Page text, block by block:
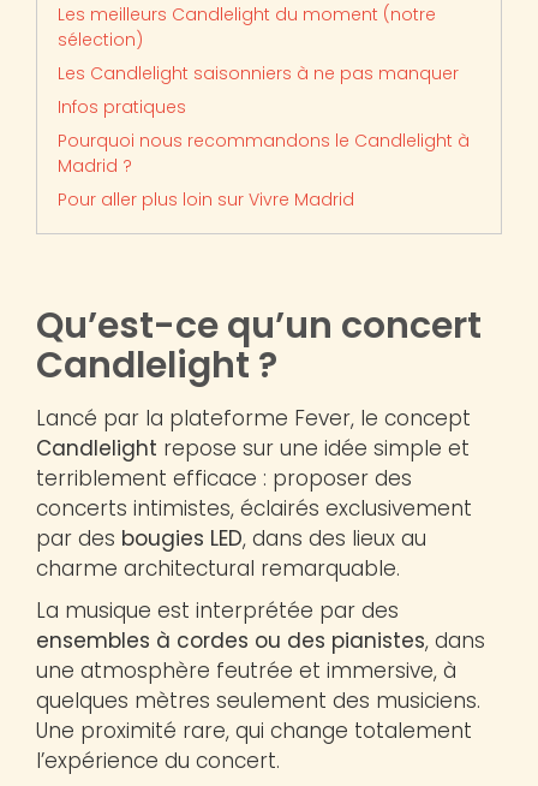
Les meilleurs Candlelight du moment (notre
sélection)
Les Candlelight saisonniers à ne pas manquer
Infos pratiques
Pourquoi nous recommandons le Candlelight à
Madrid ?
Pour aller plus loin sur Vivre Madrid
Qu’est-ce qu’un concert
Candlelight ?
Lancé par la plateforme Fever, le concept
Candlelight repose sur une idée simple et
terriblement efficace : proposer des
concerts intimistes, éclairés exclusivement
par des bougies LED, dans des lieux au
charme architectural remarquable.
La musique est interprétée par des
ensembles à cordes ou des pianistes, dans
une atmosphère feutrée et immersive, à
quelques mètres seulement des musiciens.
Une proximité rare, qui change totalement
l’expérience du concert.